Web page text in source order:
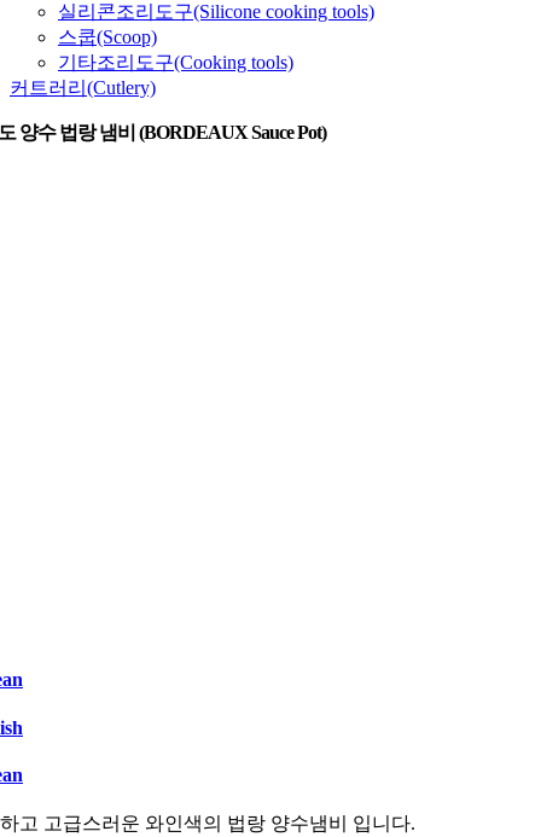
실리콘조리도구(Silicone cooking tools)
스쿱(Scoop)
기타조리도구(Cooking tools)
커트러리(Cutlery)
양수 법랑 냄비 (BORDEAUX Sauce Pot)
고 고급스러운 와인색의 법랑 양수냄비 입니다.